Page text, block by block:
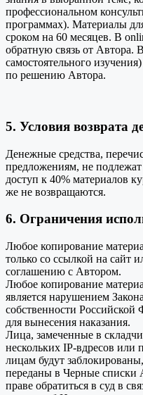
профессиональном
программах). Материалы
сроком на 60 месяцев. В
обратную связь от Автора.
самостоятельного
по решению Автора.
5. Условия возврата
Денежные средства,
предложениям, не
доступ к 40% материалов
же не возвращаются.
6. Ограничения
Любое копирование
только со ссылкой на сайт
соглашению с Автором.
Любое копирование
является нарушением
собственности Российской
для вынесения наказания.
Лица, замеченные в
нескольких IP-вдресов
лицам будут
переданы в Черные списки
праве обратиться в суд в